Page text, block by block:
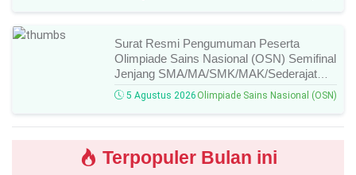
Surat Resmi Pengumuman Peserta
Olimpiade Sains Nasional (OSN) Semifinal
Jenjang SMA/MA/SMK/MAK/Sederajat
Tahun 2026, Cek Daftar Nama Lolos,
Bidang Lomba, Dan Jadwal Selanjutnya!
5 Agustus 2026 Olimpiade Sains Nasional (OSN)
Terpopuler Bulan ini